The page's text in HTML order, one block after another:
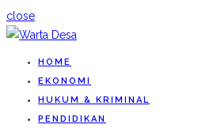
close
HOME
EKONOMI
HUKUM & KRIMINAL
PENDIDIKAN